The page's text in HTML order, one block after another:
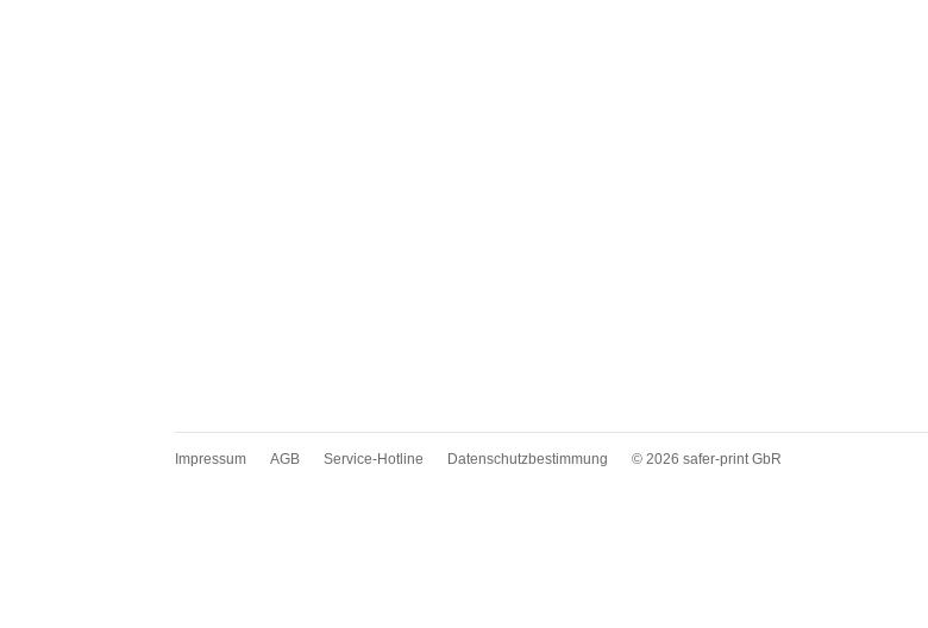
Impressum AGB Service-Hotline Datenschutzbestimmung © 2026 safer-print GbR